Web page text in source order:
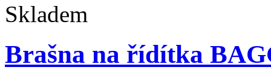
Skladem
Brašna na řídítka